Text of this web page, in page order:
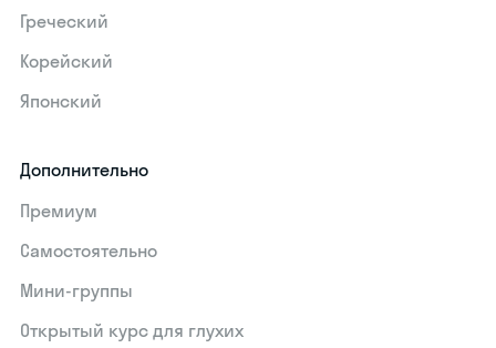
Греческий
Корейский
Японский
Дополнительно
Премиум
Самостоятельно
Мини-группы
Открытый курс для глухих